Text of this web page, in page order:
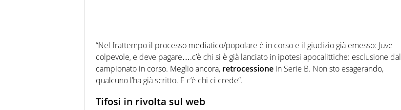
“Nel frattempo il processo mediatico/popolare è in corso e il giudizio già emesso: Juve
colpevole, e deve pagare….c’è chi si è già lanciato in ipotesi apocalittiche: esclusione dal
campionato in corso. Meglio ancora, retrocessione in Serie B. Non sto esagerando,
qualcuno l’ha già scritto. E c’è chi ci crede”.
Tifosi in rivolta sul web